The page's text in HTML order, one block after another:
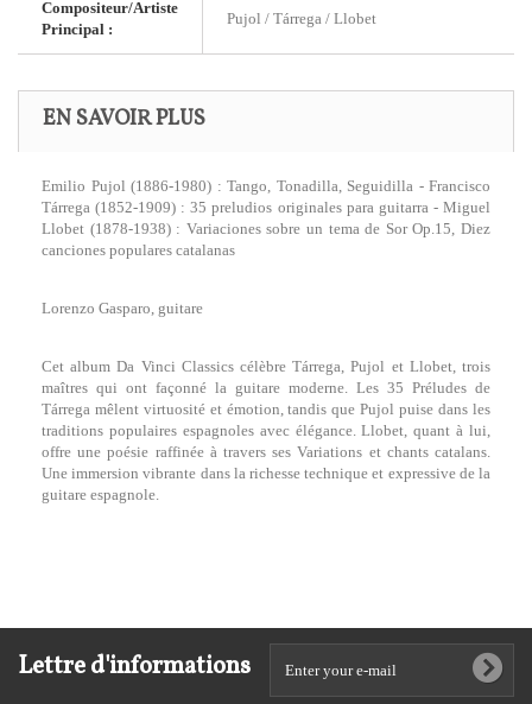
Compositeur/Artiste
Principal :
Pujol / Tárrega / Llobet
EN SAVOIR PLUS
Emilio Pujol (1886-1980) : Tango, Tonadilla, Seguidilla - Francisco
Tárrega (1852-1909) : 35 preludios originales para guitarra - Miguel
Llobet (1878-1938) : Variaciones sobre un tema de Sor Op.15, Diez
canciones populares catalanas
Lorenzo Gasparo, guitare
Cet album Da Vinci Classics célèbre Tárrega, Pujol et Llobet, trois
maîtres qui ont façonné la guitare moderne. Les 35 Préludes de
Tárrega mêlent virtuosité et émotion, tandis que Pujol puise dans les
traditions populaires espagnoles avec élégance. Llobet, quant à lui,
offre une poésie raffinée à travers ses Variations et chants catalans.
Une immersion vibrante dans la richesse technique et expressive de la
guitare espagnole.
Lettre d'informations